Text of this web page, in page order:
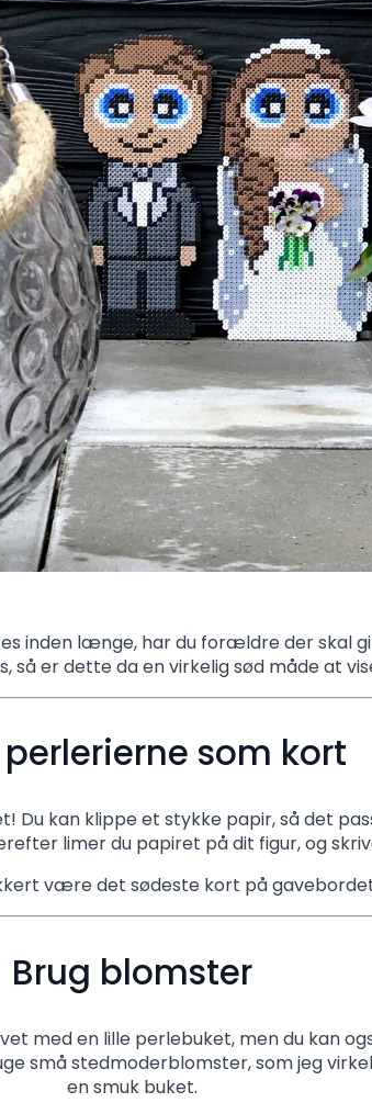
inden længe, har du forældre der skal
så er dette da en virkelig sød måde at
som kort
Du kan klippe et stykke papir, så det
limer du papiret på dit figur, og
være det sødeste kort på
Brug blomster
med en lille perlebuket, men du kan
små stedmoderblomster, som jeg
en smuk buket.